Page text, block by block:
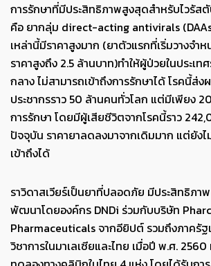
การรักษาที่มีประสิทธิภาพสูงสุดสำหรับไวรัส
คือ ยากลุ่ม direct-acting antivirals
เหล่านี้มีราคาสูงมาก (ยาตัวแรกที่เริ่มวางจำ
ราคาสูงถึง 2.5 ล้านบาท)ทำให้ผู้ป่วยในประเท
กลาง ไม่สามารถเข้าถึงการรักษาได้ โรคนี้ส่
ประชากรราว 50 ล้านคนทั่วโลก แต่มีเพียง
การรักษา โดยมีผู้เสียชีวิตจากโรคนี้ราว
ปัจจุบัน ราคายาลดลงมาจากเดิมมาก แต่ยัง
เข้าถึงได้
ราวิดาสเวียร์เป็นยาที่ปลอดภัย มีประสิทธิภาพ
พัฒนาโดยองค์กร DNDi ร่วมกับบริษัท
Pharmaceuticals จากอียิปต์ รวมถึงภาครัฐ
วิชาการในมาเลเซียและไทย เมื่อปี พ.ศ.